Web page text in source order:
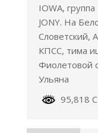
IOWA,
JONY. На
Словетский,
КПСС, тима
Фиолетовой
Ульяна
95,818